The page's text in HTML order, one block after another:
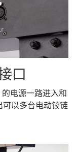
口
电源一路进入和
以多台电动铰链